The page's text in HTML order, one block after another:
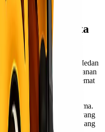
Lionel
Cargo Jakarta
cargo Jakarta Medan
menarik. Pertama, layanan
Anda bisa menghemat
kualitas.
satu keunggulan utama.
logistik yang efisien, barang
penting bagi bisnis yang